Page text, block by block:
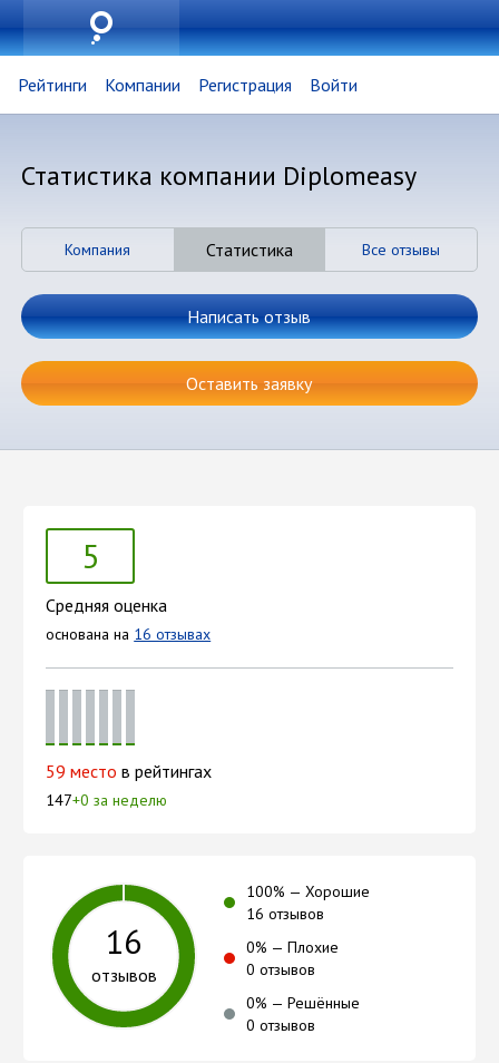
Рейтинги Компании Регистрация Войти
Статистика компании Diplomeasy
Компания Статистика Все отзывы
Написать отзыв
Оставить заявку
5
Средняя оценка
основана на 16 отзывах
59 место в рейтингах
147+0 за неделю
16
отзывов
100% —Хорошие
16 отзывов
0% —Плохие
0 отзывов
0% —Решённые
0 отзывов